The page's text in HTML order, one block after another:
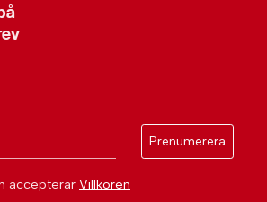
Prenumerera
accepterar Villkoren